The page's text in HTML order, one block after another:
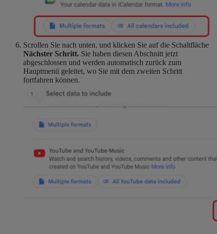
Scrollen Sie nach unten, und klicken Sie auf die Schaltfläche
Nächster Schritt. Sie haben diesen Abschnitt jetzt
abgeschlossen und werden automatisch zurück zum
Hauptmenü geleitet, wo Sie mit dem zweiten Schritt
fortfahren können.